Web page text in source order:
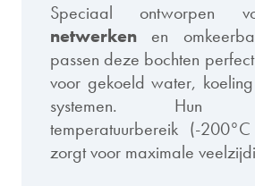
Speciaal ontworpen
netwerken en
passen deze bochten
voor gekoeld water,
systemen. Hun
temperatuurbereik (-
zorgt voor maximale